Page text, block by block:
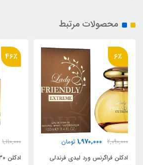
محصولات مرتبط
فرندلی
46٪
1,110,000
610,000
ادکلن 30 میل روونا مدل لیدی